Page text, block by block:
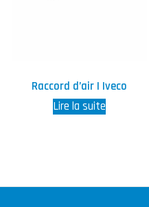
Raccord d’air | Iveco
Lire la suite